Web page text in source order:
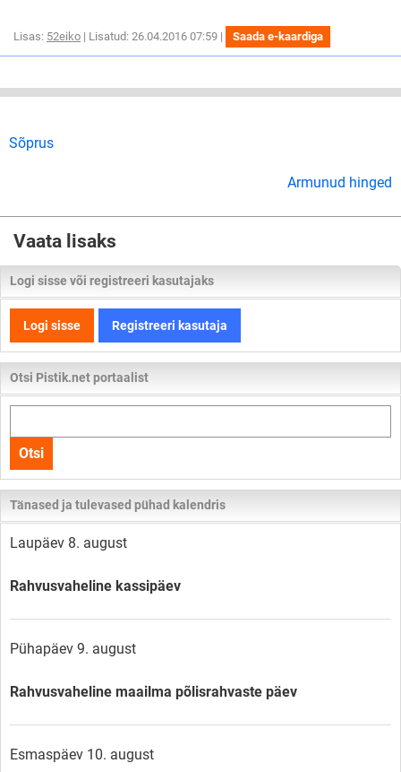
Lisas: 52eiko | Lisatud: 26.04.2016 07:59 | Saada e-kaardiga
Sõprus
Armunud hinged
Vaata lisaks
Logi sisse või registreeri kasutajaks
Logi sisse Registreeri kasutaja
Otsi Pistik.net portaalist
kogu
lehelt
Otsi
Tänased ja tulevased pühad kalendris
Laupäev 8. august
Rahvusvaheline kassipäev
Pühapäev 9. august
Rahvusvaheline maailma põlisrahvaste päev
Esmaspäev 10. august